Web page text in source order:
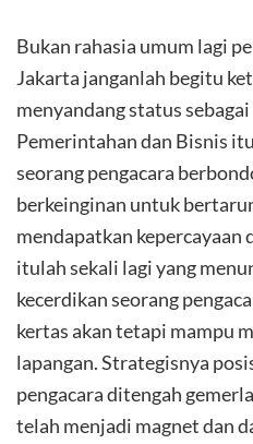
Bukan rahasia umum lagi
Jakarta janganlah begitu
menyandang status
Pemerintahan dan Bisnis
seorang pengacara
berkeinginan untuk
mendapatkan kepercayaan
itulah sekali lagi yang
kecerdikan seorang
kertas akan tetapi mampu
lapangan. Strategisnya
pengacara ditengah
telah menjadi magnet dan